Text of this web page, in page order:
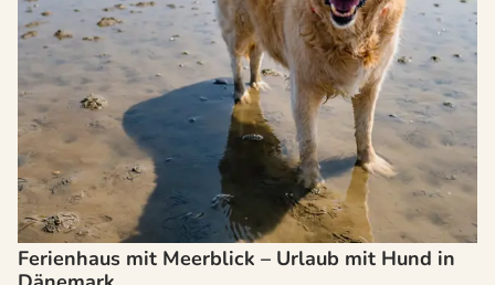
Ferienhaus mit Meerblick – Urlaub mit Hund in